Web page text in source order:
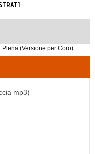
Plena (Versione per Coro)
mp3)